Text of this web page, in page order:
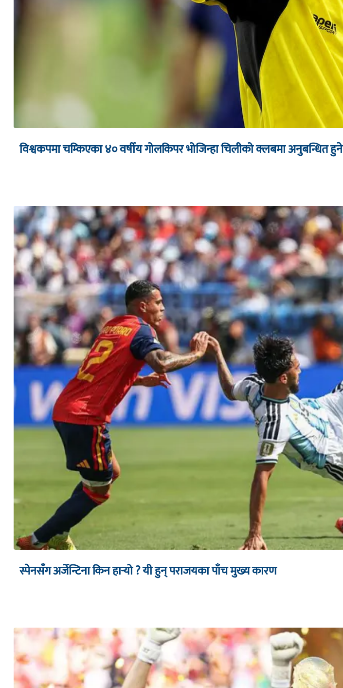
विश्वकपमा चम्किएका ४० वर्षीय गोलकिपर भोजिन्हा चिलीको क्लबमा अनुबन्धित हुने
स्पेनसँग अर्जेन्टिना किन हार्‍यो ? यी हुन् पराजयका पाँच मुख्य कारण